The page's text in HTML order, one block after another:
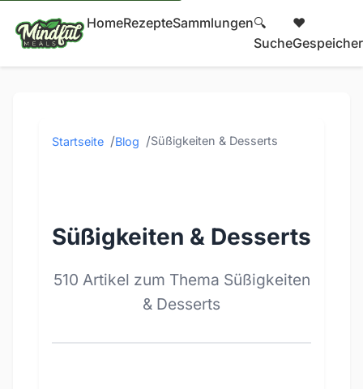
HomeRezepteSammlungen🔍
Suche
❤️
Startseite Blog Süßigkeiten & Desserts
Süßigkeiten & Desserts
510 Artikel zum Thema Süßigkeiten
& Desserts